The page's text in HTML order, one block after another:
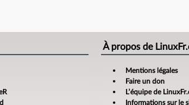
À propos de
Mentions légales
Faire un don
L’équipe de
Informations sur le